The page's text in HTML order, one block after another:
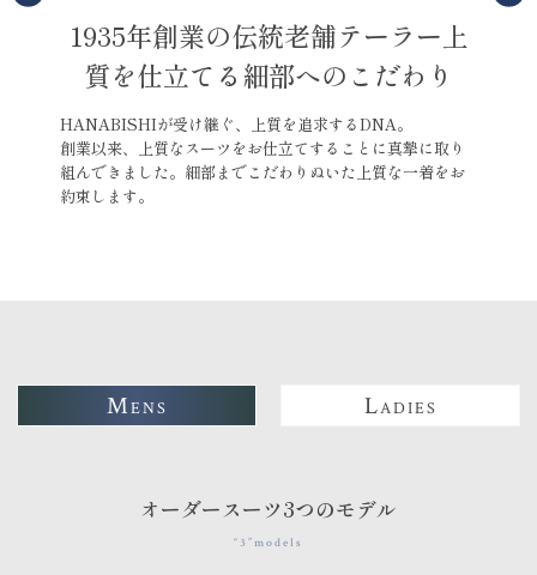
1935年創業の伝統老舗テーラー 上
質を仕立てる細部へのこだわり
HANABISHIが受け継ぐ、上質を追求するDNA。
創業以来、上質なスーツをお仕立てすることに真摯に取り
組んできました。細部までこだわりぬいた上質な一着をお
約束します。
MENS LADIES
オーダースーツ3つのモデル
“3”models